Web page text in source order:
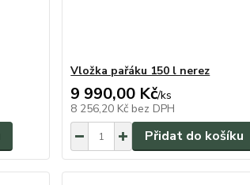
Vložka pařáku 150 l nerez
9 990,00 Kč/ks
8 256,20 Kč bez DPH
Přidat do košíku